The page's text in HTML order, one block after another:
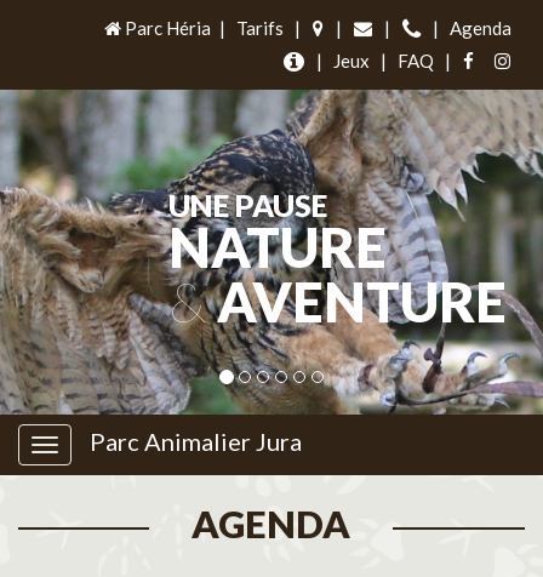
Parc Héria | Tarifs | | | |
Agenda
|
Jeux | FAQ |
UNE PAUSE
NATURE
&AVENTURE
Parc Animalier Jura
AGENDA